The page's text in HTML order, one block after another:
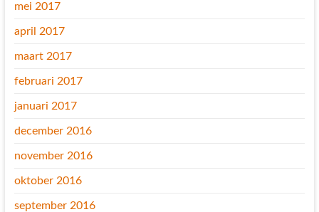
mei 2017
april 2017
maart 2017
februari 2017
januari 2017
december 2016
november 2016
oktober 2016
september 2016